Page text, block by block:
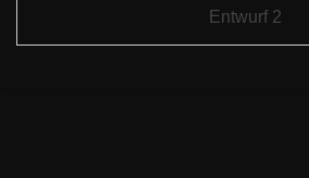
Entwurf 2